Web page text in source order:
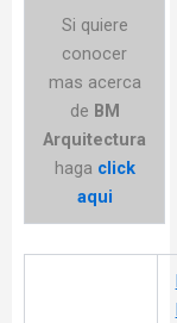
Si quiere
conocer
mas acerca
de BM
Arquitectura
haga click
aqui